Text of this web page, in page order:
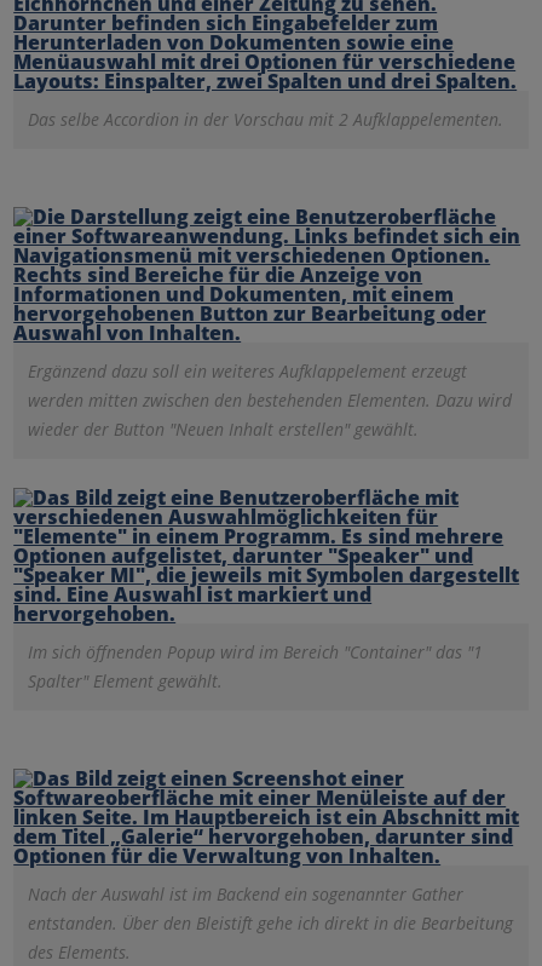
Das selbe Accordion in der Vorschau mit 2 Aufklappelementen.
Ergänzend dazu soll ein weiteres Aufklappelement erzeugt
werden mitten zwischen den bestehenden Elementen. Dazu wird
wieder der Button "Neuen Inhalt erstellen" gewählt.
Im sich öffnenden Popup wird im Bereich "Container" das "1
Spalter" Element gewählt.
Nach der Auswahl ist im Backend ein sogenannter Gather
entstanden. Über den Bleistift gehe ich direkt in die Bearbeitung
des Elements.